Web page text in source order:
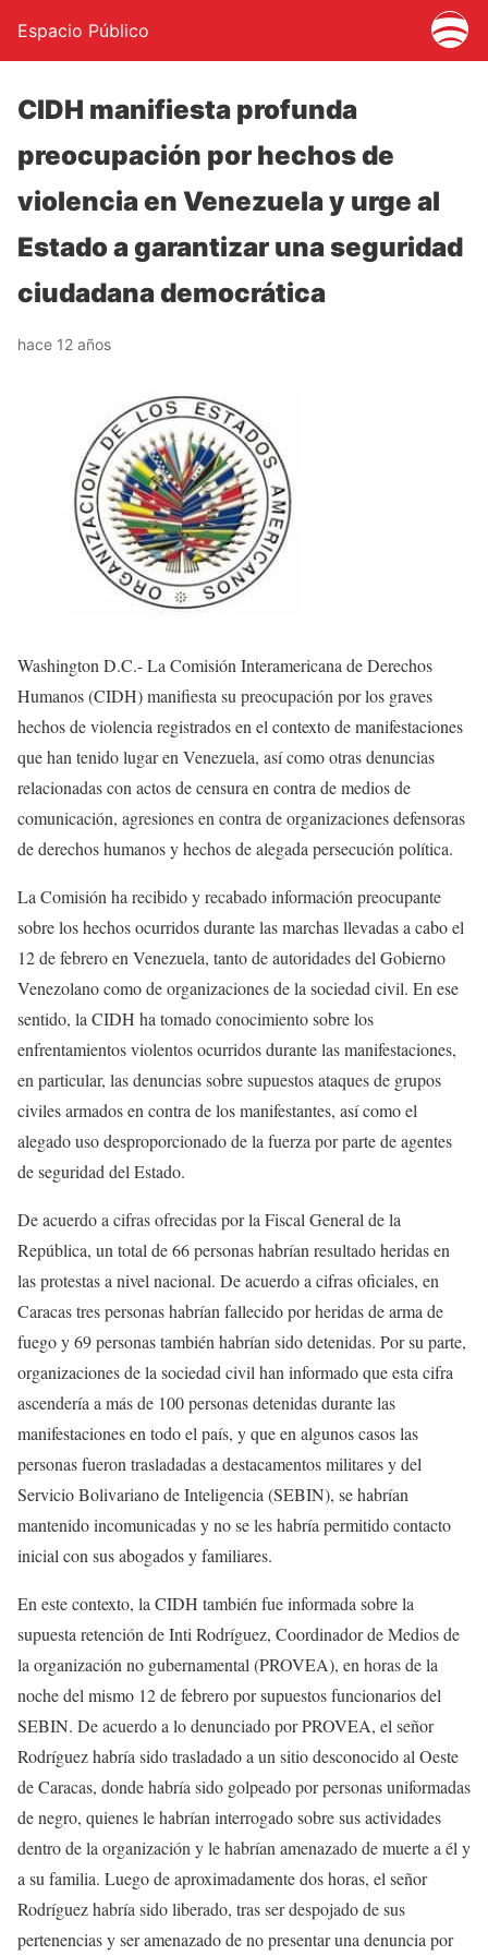
Espacio Público
CIDH manifiesta profunda
preocupación por hechos de
violencia en Venezuela y urge al
Estado a garantizar una seguridad
ciudadana democrática
hace 12 años
Washington D.C.- La Comisión Interamericana de Derechos
Humanos (CIDH) manifiesta su preocupación por los graves
hechos de violencia registrados en el contexto de manifestaciones
que han tenido lugar en Venezuela, así como otras denuncias
relacionadas con actos de censura en contra de medios de
comunicación, agresiones en contra de organizaciones defensoras
de derechos humanos y hechos de alegada persecución política.
La Comisión ha recibido y recabado información preocupante
sobre los hechos ocurridos durante las marchas llevadas a cabo el
12 de febrero en Venezuela, tanto de autoridades del Gobierno
Venezolano como de organizaciones de la sociedad civil. En ese
sentido, la CIDH ha tomado conocimiento sobre los
enfrentamientos violentos ocurridos durante las manifestaciones,
en particular, las denuncias sobre supuestos ataques de grupos
civiles armados en contra de los manifestantes, así como el
alegado uso desproporcionado de la fuerza por parte de agentes
de seguridad del Estado.
De acuerdo a cifras ofrecidas por la Fiscal General de la
República, un total de 66 personas habrían resultado heridas en
las protestas a nivel nacional. De acuerdo a cifras oficiales, en
Caracas tres personas habrían fallecido por heridas de arma de
fuego y 69 personas también habrían sido detenidas. Por su parte,
organizaciones de la sociedad civil han informado que esta cifra
ascendería a más de 100 personas detenidas durante las
manifestaciones en todo el país, y que en algunos casos las
personas fueron trasladadas a destacamentos militares y del
Servicio Bolivariano de Inteligencia (SEBIN), se habrían
mantenido incomunicadas y no se les habría permitido contacto
inicial con sus abogados y familiares.
En este contexto, la CIDH también fue informada sobre la
supuesta retención de Inti Rodríguez, Coordinador de Medios de
la organización no gubernamental (PROVEA), en horas de la
noche del mismo 12 de febrero por supuestos funcionarios del
SEBIN. De acuerdo a lo denunciado por PROVEA, el señor
Rodríguez habría sido trasladado a un sitio desconocido al Oeste
de Caracas, donde habría sido golpeado por personas uniformadas
de negro, quienes le habrían interrogado sobre sus actividades
dentro de la organización y le habrían amenazado de muerte a él y
a su familia. Luego de aproximadamente dos horas, el señor
Rodríguez habría sido liberado, tras ser despojado de sus
pertenencias y ser amenazado de no presentar una denuncia por